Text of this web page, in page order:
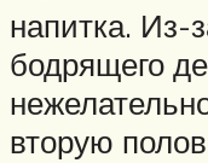
напитка. Из-
бодрящего
вторую